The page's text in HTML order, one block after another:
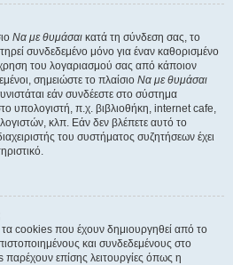
Να με θυμάσαι κατά τη σύνδεση σας, το
συνδεδεμένο μόνο για έναν καθορισμένο
του λογαριασμού σας από κάποιον
σημειώστε το πλαίσιο Να με θυμάσαι
εάν συνδέεστε στο σύστημα
υπολογιστή, π.χ. βιβλιοθήκη, internet cafe,
κλπ. Εάν δεν βλέπετε αυτό το
του συστήματος συζητήσεων έχει
cookies που έχουν δημιουργηθεί από το
και συνδεδεμένους στο
επίσης λειτουργίες όπως η